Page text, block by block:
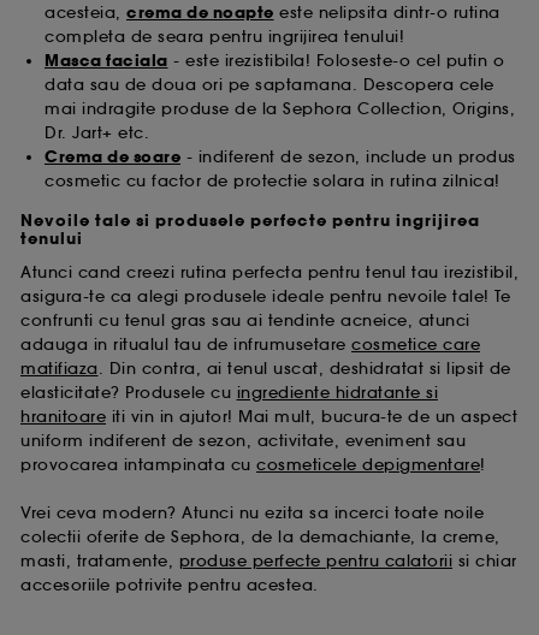
acesteia, crema de noapte este nelipsita dintr-o rutina
completa de seara pentru ingrijirea tenului!
Masca faciala - este irezistibila! Foloseste-o cel putin o
data sau de doua ori pe saptamana. Descopera cele
mai indragite produse de la Sephora Collection, Origins,
Dr. Jart+ etc.
Crema de soare - indiferent de sezon, include un produs
cosmetic cu factor de protectie solara in rutina zilnica!
Nevoile tale si produsele perfecte pentru ingrijirea
tenului
Atunci cand creezi rutina perfecta pentru tenul tau irezistibil,
asigura-te ca alegi produsele ideale pentru nevoile tale! Te
confrunti cu tenul gras sau ai tendinte acneice, atunci
adauga in ritualul tau de infrumusetare cosmetice care
matifiaza. Din contra, ai tenul uscat, deshidratat si lipsit de
elasticitate? Produsele cu ingrediente hidratante si
hranitoare iti vin in ajutor! Mai mult, bucura-te de un aspect
uniform indiferent de sezon, activitate, eveniment sau
provocarea intampinata cu cosmeticele depigmentare!
Vrei ceva modern? Atunci nu ezita sa incerci toate noile
colectii oferite de Sephora, de la demachiante, la creme,
masti, tratamente, produse perfecte pentru calatorii si chiar
accesoriile potrivite pentru acestea.